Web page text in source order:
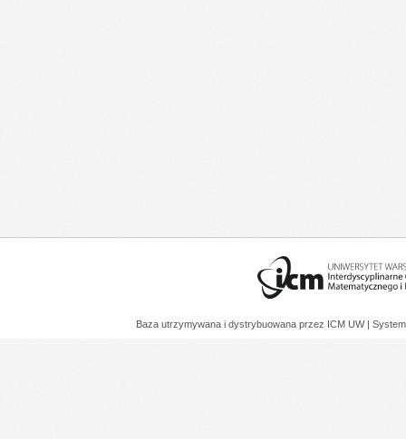
Baza utrzymywana i dystrybuowana przez ICM UW |